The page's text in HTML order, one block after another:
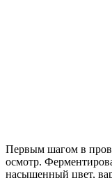
Первым шагом в
осмотр.
насыщенный цвет,